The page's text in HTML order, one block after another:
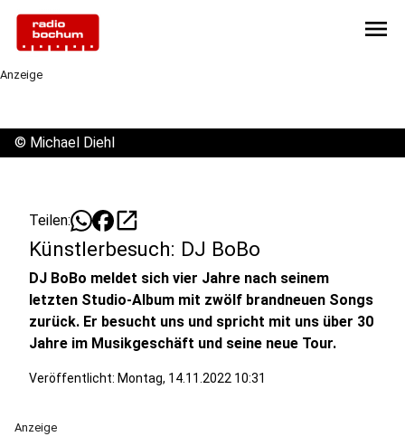
menu
Anzeige
© Michael Diehl
Teilen: open_in_new
Künstlerbesuch: DJ BoBo
DJ BoBo meldet sich vier Jahre nach seinem
letzten Studio-Album mit zwölf brandneuen Songs
zurück. Er besucht uns und spricht mit uns über 30
Jahre im Musikgeschäft und seine neue Tour.
Veröffentlicht: Montag, 14.11.2022 10:31
Anzeige